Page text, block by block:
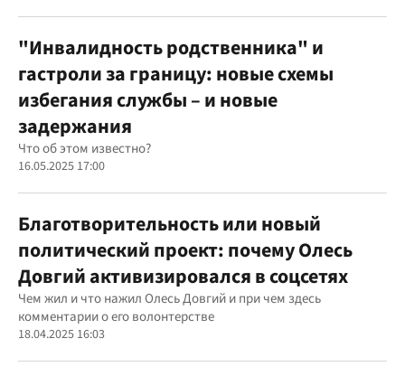
"Инвалидность родственника" и
гастроли за границу: новые схемы
избегания службы – и новые
задержания
Что об этом известно?
16.05.2025 17:00
Благотворительность или новый
политический проект: почему Олесь
Довгий активизировался в соцсетях
Чем жил и что нажил Олесь Довгий и при чем здесь
комментарии о его волонтерстве
18.04.2025 16:03